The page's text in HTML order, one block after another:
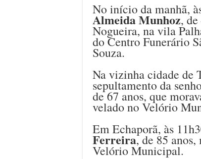
No início da manhã,
Almeida Munhoz,
Nogueira, na vila
do Centro Funerário
Souza.
Na vizinha cidade de
sepultamento da
de 67 anos, que
velado no Velório
Em Echaporã, às
Ferreira, de 85
Velório Municipal.